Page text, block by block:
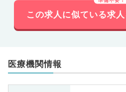
この求人に似ている求
医療機関情報